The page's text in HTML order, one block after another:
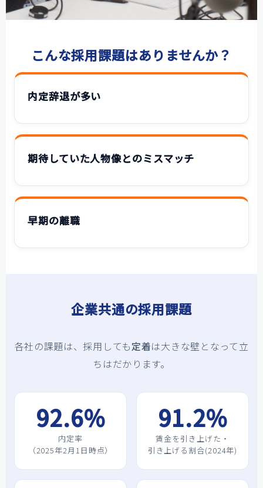
大阪ガスビジネスクリエイト様
【株式会社リゲッタ様】
コミュニケーションの課題をデータで見る
記事を探す
お問い合わせ
こんな採用課題はありませんか？
内定辞退が多い
期待していた人物像とのミスマッチ
早期の離職
企業共通の採用課題
各社の課題は、採用しても定着は大きな壁となって立
ちはだかります。
92.6%
内定率
（2025年2月1日時点）
91.2%
賃金を引き上げた・
引き上げる割合(2024年)